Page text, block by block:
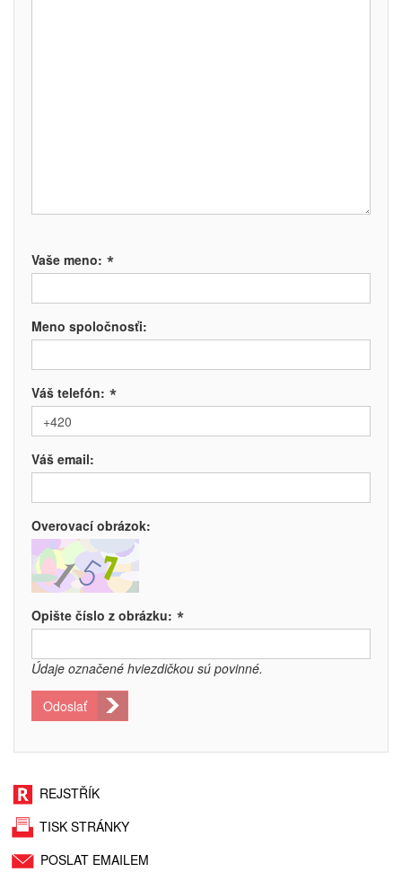
Vaše meno: *
Meno spoločnosťi:
Váš telefón: *
Váš email:
Overovací obrázok:
Opište číslo z obrázku: *
Údaje označené hviezdičkou sú povinné.
Odoslať
REJSTŘÍK
TISK STRÁNKY
POSLAT EMAILEM